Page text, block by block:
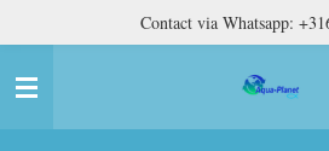
naar
hoofdinhoud
Contact via Whatsapp: